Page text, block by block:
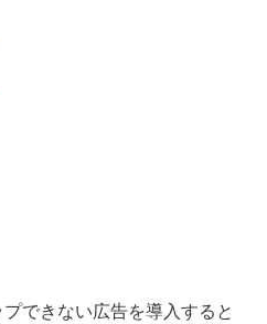
できない広告を導入すると